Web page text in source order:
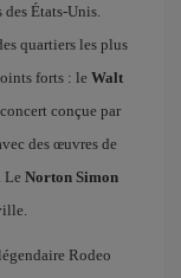
États-Unis.
quartiers les plus
forts : le Walt
conçue par
des œuvres de
Le Norton Simon
Rodeo